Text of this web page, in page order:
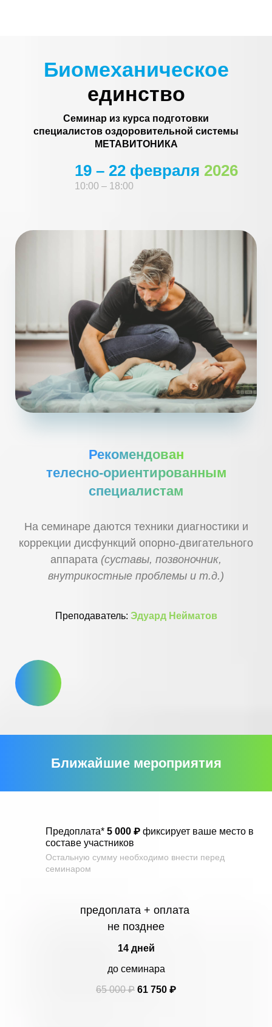
Биомеханическое
единство
Семинар из курса подготовки
специалистов оздоровительной системы
МЕТАВИТОНИКА
19 – 22 февраля 2026
10:00 – 18:00
Рекомендован
телесно-ориентированным
специалистам
На семинаре даются техники диагностики и
коррекции дисфункций опорно-двигательного
аппарата (суставы, позвоночник,
внутрикостные проблемы и т.д.)
Преподаватель: Эдуард Нейматов
Ближайшие мероприятия
Предоплата* 5 000 ₽ фиксирует ваше место в
составе участников
Остальную сумму необходимо внести перед
семинаром
предоплата + оплата
не позднее
14 дней
до семинара
65 000 ₽ 61 750 ₽